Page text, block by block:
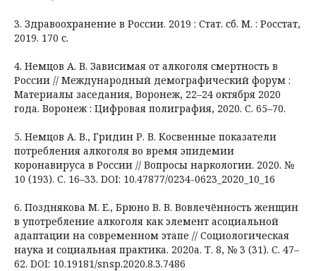
3. Здравоохранение в России. 2019 : Стат. сб. М. : Росстат,
2019. 170 с.
4. Немцов А. В. Зависимая от алкоголя смертность в
России // Международный демографический форум :
Материалы заседания, Воронеж, 22–24 октября 2020
года. Воронеж : Цифровая полиграфия, 2020. С. 65–70.
5. Немцов А. В., Гридин Р. В. Косвенные показатели
потребления алкоголя во время эпидемии
коронавируса в России // Вопросы наркологии. 2020. №
10 (193). С. 16–33. DOI: 10.47877/0234-0623_2020_10_16
6. Позднякова М. Е., Брюно В. В. Вовлечённость женщин
в употребление алкоголя как элемент асоциальной
адаптации на современном этапе // Социологическая
наука и социальная практика. 2020a. Т. 8, № 3 (31). С. 47–
62. DOI: 10.19181/snsp.2020.8.3.7486